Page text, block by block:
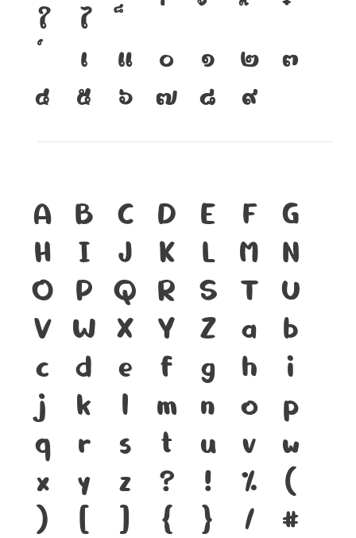
ใ
ไ
เ
แ ๐ ๑ ๒
๓
๔
๕ ๖ ๗ ๘ ๙
A B C D E F
G
H
I J K L M
N
O
P Q R S T
U
V
W X Y Z a
b
c
d e f g h
i
j
k l m n o
p
q
r s t u v
w
x
y z ? ! %
(
)
[ ] { } /
#